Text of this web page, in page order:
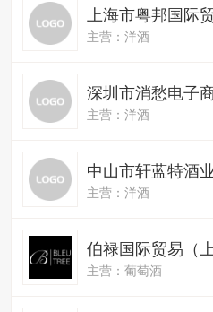
上海市粤邦国际
主营：洋酒
深圳市消愁电子
主营：洋酒
中山市轩蓝特酒
主营：洋酒
伯禄国际贸易（
主营：葡萄酒